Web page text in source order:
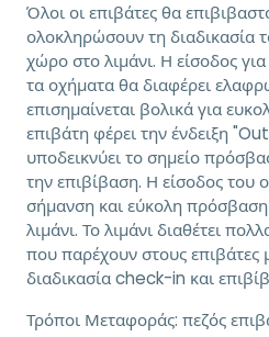
Όλοι οι επιβάτες θα
ολοκληρώσουν τη διαδικασία
χώρο στο λιμάνι. Η είσοδος
τα οχήματα θα διαφέρει
επισημαίνεται βολικά για
επιβάτη φέρει την ένδειξη
υποδεικνύει το σημείο
την επιβίβαση. Η είσοδος του
σήμανση και εύκολη
λιμάνι. Το λιμάνι διαθέτει
που παρέχουν στους επιβάτες
διαδικασία check-in και
Τρόποι Μεταφοράς: πεζός